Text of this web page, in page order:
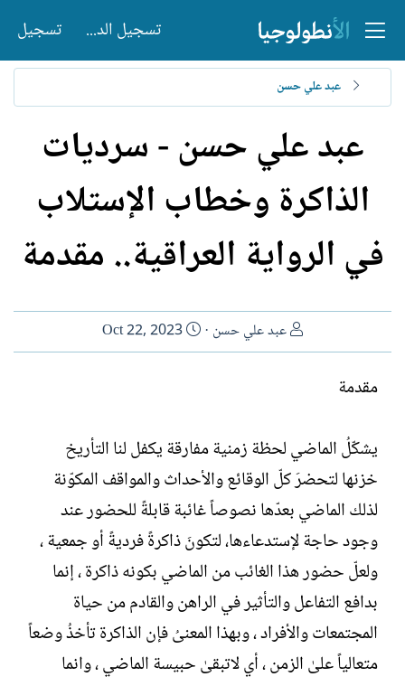
تسجيل الدخول تسجيل
عبد علي حسن
عبد علي حسن - سرديات
الذاكرة وخطاب الإستلاب
في الرواية العراقية.. مقدمة
ا
ل
ب
عبد علي حسن
ت
ا
ا
ل
إ
ن
ا
ء
Oct 22, 2023
مقدمة
يشكّلُ الماضي لحظة زمنية مفارقة يكفل لنا التأريخ
خزنها لتحضرَ كلّ الوقائع والأحداث والمواقف المكوّنة
لذلك الماضي بعدّها نصوصاً غائبة قابلةً للحضور عند
وجود حاجة لإستدعاءها، لتكونَ ذاكرةً فرديةً أو جمعية ،
ولعلّ حضور هذا الغائب من الماضي بكونه ذاكرة ، إنما
بدافع التفاعل والتأثير في الراهن والقادم من حياة
المجتمعات والأفراد ، وبهذا المعنىُ فإن الذاكرة تأخذُ وضعاً
متعالياً علىٰ الزمن ، أي لاتبقىٰ حبيسة الماضي ، وانما